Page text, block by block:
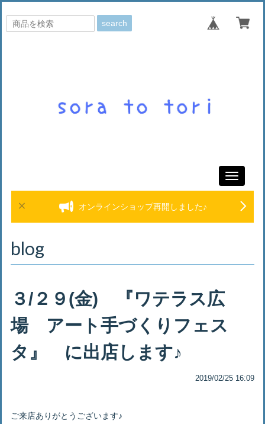
search
Toggle
オンラインショップ再開しました♪
blog
３/２９(金) 『ワテラス広
場 アート手づくりフェス
タ』 に出店します♪
2019/02/25 16:09
ご来店ありがとうございます♪